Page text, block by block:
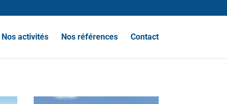
Nos activités Nos références Contact